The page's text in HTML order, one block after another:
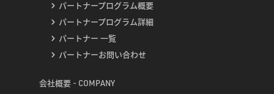
パートナープログラム概要
パートナープログラム詳細
パートナー 一覧
パートナーお問い合わせ
会社概要 - COMPANY